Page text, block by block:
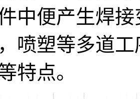
中便产生焊
喷塑等多道
特点。